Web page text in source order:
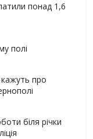
понад 1,6
полі
про
біля річки